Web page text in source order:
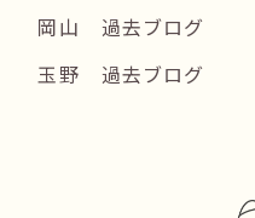
岡山 過去ブログ
玉野 過去ブログ